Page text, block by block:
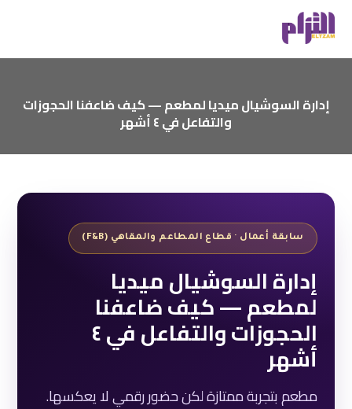
إدارة السوشيال ميديا لمطعم — كيف ضاعفنا الحجوزات
والتفاعل في ٤ أشهر
سابقة أعمال · قطاع المطاعم والمقاهي (F&B)
إدارة السوشيال ميديا
لمطعم — كيف ضاعفنا
الحجوزات والتفاعل في ٤
أشهر
مطعم بتجربة ممتازة لكن حضور رقمي لا يعكسها.